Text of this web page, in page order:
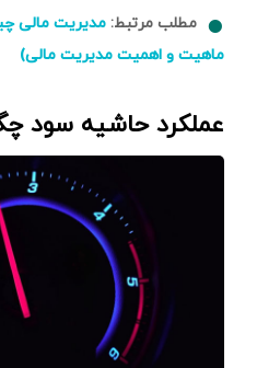
مطلب مرتبط: مدیریت مالی
ماهیت و اهمیت مدیریت مالی)
عملکرد حاشیه سود